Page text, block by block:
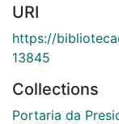
URI
https://
13845
Collections
Portaria da